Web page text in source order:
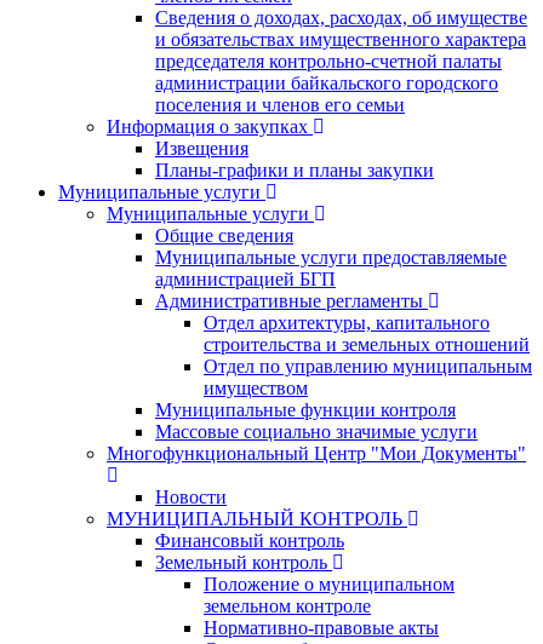
Сведения о доходах, расходах, об имуществе
и обязательствах имущественного характера
председателя контрольно-счетной палаты
администрации байкальского городского
поселения и членов его семьи
Информация о закупках
Извещения
Планы-графики и планы закупки
Муниципальные услуги
Муниципальные услуги
Общие сведения
Муниципальные услуги предоставляемые
администрацией БГП
Административные регламенты
Отдел архитектуры, капитального
строительства и земельных отношений
Отдел по управлению муниципальным
имуществом
Муниципальные функции контроля
Массовые социально значимые услуги
Многофункциональный Центр "Мои Документы"
Новости
МУНИЦИПАЛЬНЫЙ КОНТРОЛЬ
Финансовый контроль
Земельный контроль
Положение о муниципальном
земельном контроле
Нормативно-правовые акты